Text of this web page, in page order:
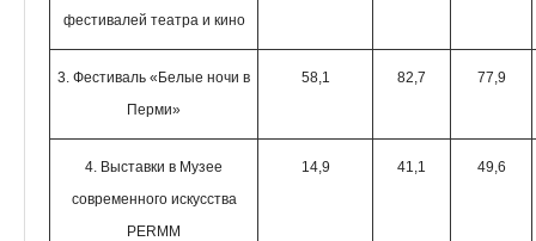
фестивалей театра и кино
3. Фестиваль «Белые ночи в
Перми»
58,1 82,7 77,9
4. Выставки в Музее
современного искусства
PERMM
14,9 41,1 49,6